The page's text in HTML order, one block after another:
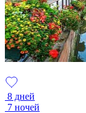
8 дней
7 ночей